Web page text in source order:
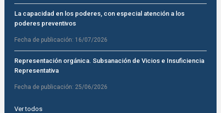
La capacidad en los poderes, con especial atención a los
poderes preventivos
Fecha de publicación: 16/07/2026
Representación orgánica. Subsanación de Vicios e Insuficiencia
Representativa
Fecha de publicación: 25/06/2026
Ver todos